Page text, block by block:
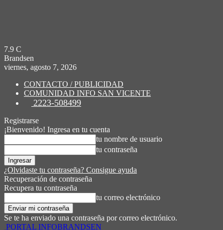
7.9 C
Brandsen
viernes, agosto 7, 2026
CONTACTO / PUBLICIDAD
COMUNIDAD INFO SAN VICENTE
2223-508499
Registrarse
¡Bienvenido! Ingresa en tu cuenta
tu nombre de usuario
tu contraseña
¿Olvidaste tu contraseña? Consigue ayuda
Recuperación de contraseña
Recupera tu contraseña
tu correo electrónico
Se te ha enviado una contraseña por correo electrónico.
PORTAL INFOBRANDSEN